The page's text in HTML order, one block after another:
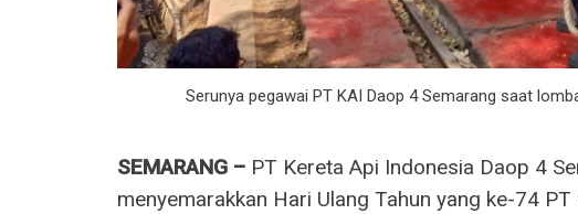
Serunya pegawai PT KAI Daop 4 Semarang saat
SEMARANG – PT Kereta Api Indonesia Daop 4
menyemarakkan Hari Ulang Tahun yang ke-74 PT